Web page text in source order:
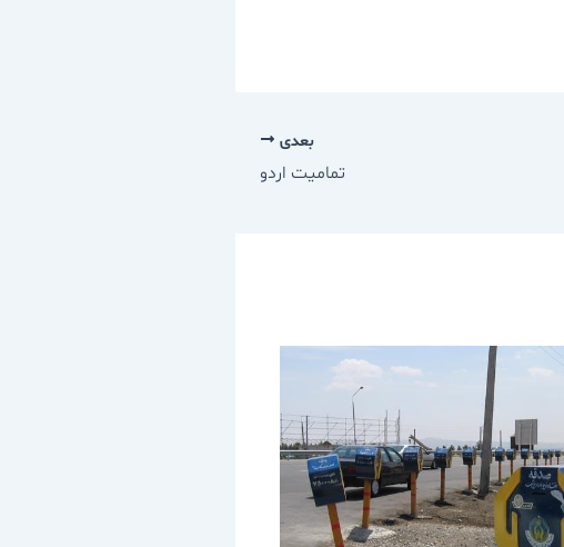
بعدی
تماميت اردو